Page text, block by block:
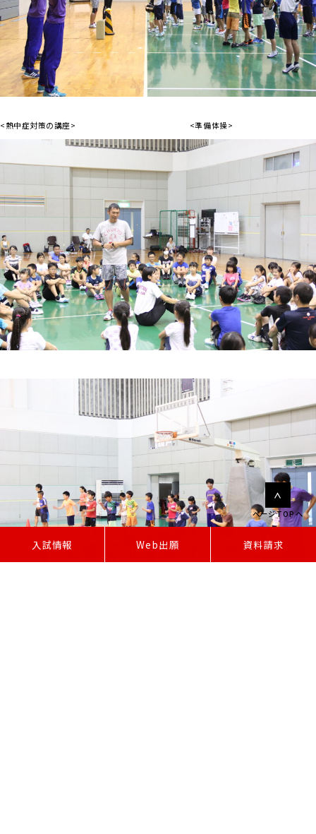
入試情報 Web出願 資料請求
<熱中症対策の講座> <準備体操>
ページTOPへ